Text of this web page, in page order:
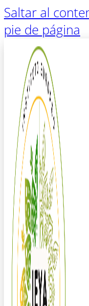
Saltar al
pie de página